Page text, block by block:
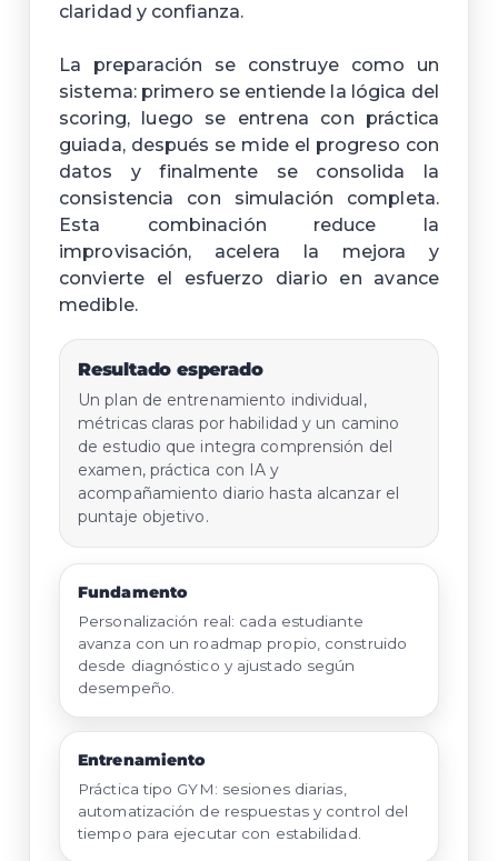
claridad y confianza.
La preparación se construye como un
sistema: primero se entiende la lógica del
scoring, luego se entrena con práctica
guiada, después se mide el progreso con
datos y finalmente se consolida la
consistencia con simulación completa.
Esta combinación reduce la
improvisación, acelera la mejora y
convierte el esfuerzo diario en avance
medible.
Resultado esperado
Un plan de entrenamiento individual,
métricas claras por habilidad y un camino
de estudio que integra comprensión del
examen, práctica con IA y
acompañamiento diario hasta alcanzar el
puntaje objetivo.
Fundamento
Personalización real: cada estudiante
avanza con un roadmap propio, construido
desde diagnóstico y ajustado según
desempeño.
Entrenamiento
Práctica tipo GYM: sesiones diarias,
automatización de respuestas y control del
tiempo para ejecutar con estabilidad.